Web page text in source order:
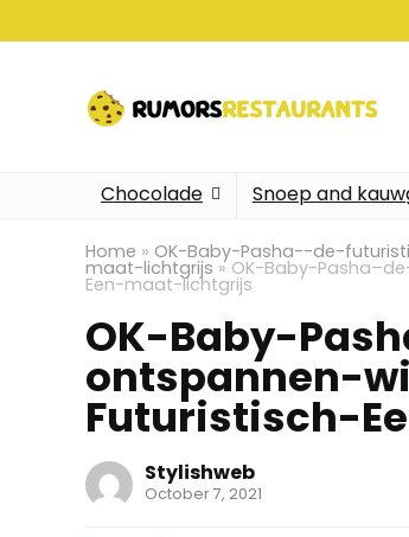
Chocolade Snoep and
Home » OK-Baby-Pasha--de-
maat-lichtgrijs » OK-Baby-
Een-maat-lichtgrijs
OK-Baby-
ontspannen-
Futuristisch-
Stylishweb
October 7, 2021